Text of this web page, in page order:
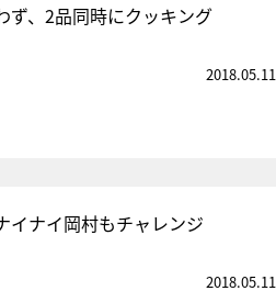
ず、2品同時にクッキング
2018.05.11
イナイ岡村もチャレンジ
2018.05.11